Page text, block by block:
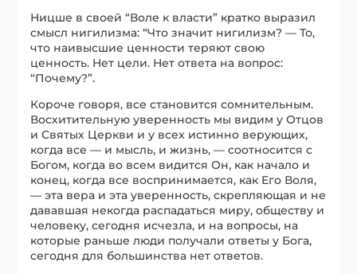
Ницше в своей “Воле к власти” кратко выразил
смысл нигилизма: “Что значит нигилизм? — То,
что наивысшие ценности теряют свою
ценность. Нет цели. Нет ответа на вопрос:
“Почему?”.
Короче говоря, все становится сомнительным.
Восхитительную уверенность мы видим у Отцов
и Святых Церкви и у всех истинно верующих,
когда все — и мысль, и жизнь, — соотносится с
Богом, когда во всем видится Он, как начало и
конец, когда все воспринимается, как Его Воля,
— эта вера и эта уверенность, скрепляющая и не
дававшая некогда распадаться миру, обществу и
человеку, сегодня исчезла, и на вопросы, на
которые раньше люди получали ответы у Бога,
сегодня для большинства нет ответов.